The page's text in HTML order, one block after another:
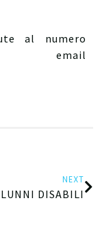
al numero
email
NEXT
DISABILI